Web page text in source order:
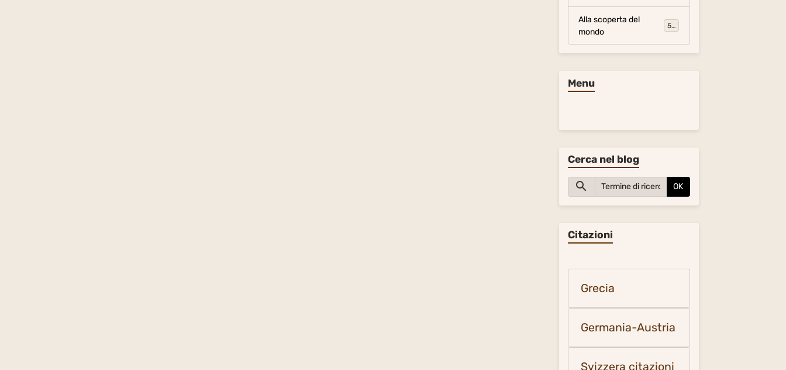
Alla scoperta del
mondo
54
Menu
Cerca nel blog
OK
Citazioni
Grecia
Germania-Austria
Svizzera citazioni